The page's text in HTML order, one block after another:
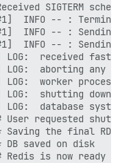
SIGTERM
INFO -- :
INFO -- :
#1]  INFO -- :
LOG:  received fast
LOG:  aborting
LOG:  worker
LOG:  shutting down
LOG:  database
User requested
Saving the final
DB saved on disk
# Redis is now